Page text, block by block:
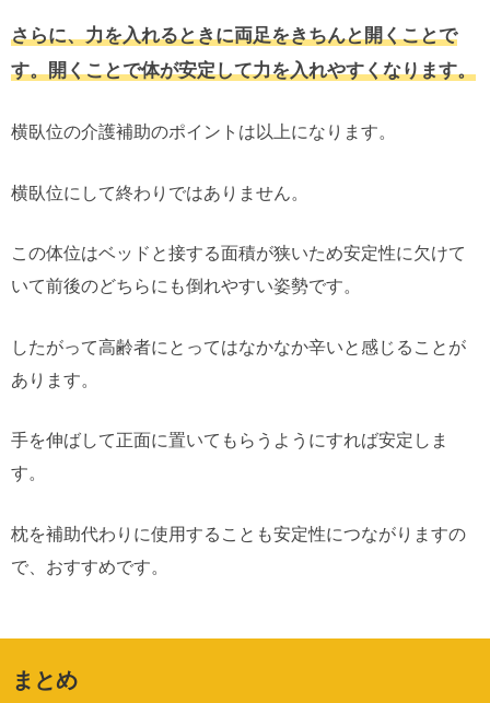
さらに、力を入れるときに両足をきちんと開くことで
す。開くことで体が安定して力を入れやすくなります。
横臥位の介護補助のポイントは以上になります。
横臥位にして終わりではありません。
この体位はベッドと接する面積が狭いため安定性に欠けて
いて前後のどちらにも倒れやすい姿勢です。
したがって高齢者にとってはなかなか辛いと感じることが
あります。
手を伸ばして正面に置いてもらうようにすれば安定しま
す。
枕を補助代わりに使用することも安定性につながりますの
で、おすすめです。
まとめ